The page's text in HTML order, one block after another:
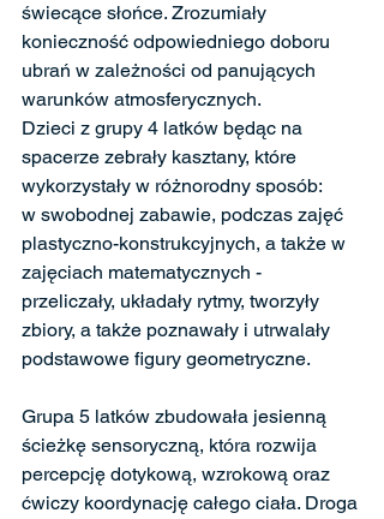
świecące słońce. Zrozumiały
konieczność odpowiedniego doboru
ubrań w zależności od panujących
warunków atmosferycznych.
Dzieci z grupy 4 latków będąc na
spacerze zebrały kasztany, które
wykorzystały w różnorodny sposób:
w swobodnej zabawie, podczas zajęć
plastyczno-konstrukcyjnych, a także w
zajęciach matematycznych -
przeliczały, układały rytmy, tworzyły
zbiory, a także poznawały i utrwalały
podstawowe figury geometryczne.
Grupa 5 latków zbudowała jesienną
ścieżkę sensoryczną, która rozwija
percepcję dotykową, wzrokową oraz
ćwiczy koordynację całego ciała. Droga